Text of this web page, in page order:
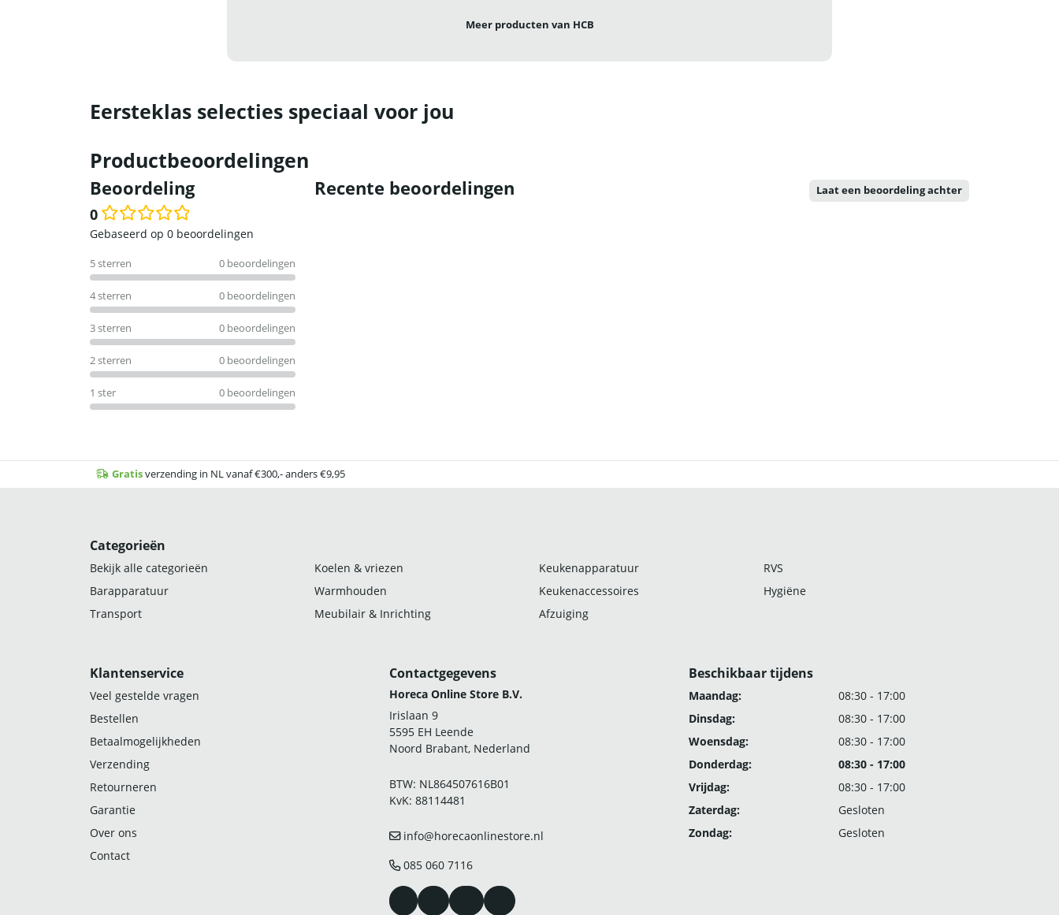
Meer producten van HCB
Eersteklas selecties speciaal voor jou
Productbeoordelingen
Beoordeling
0
Waardering
uit
5
Gebaseerd op 0 beoordelingen
5 sterren 0 beoordelingen
4 sterren 0 beoordelingen
3 sterren 0 beoordelingen
2 sterren 0 beoordelingen
1 ster 0 beoordelingen
Recente beoordelingen Laat een beoordeling achter
Gratisverzending in NL vanaf €300,- anders €9,95
Categorieën
Bekijk alle categorieën Koelen & vriezen Keukenapparatuur
RVS
Barapparatuur
Warmhouden Keukenaccessoires
Hygiëne
Transport
Meubilair & Inrichting Afzuiging
Klantenservice
Veel gestelde vragen
Bestellen
Betaalmogelijkheden
Verzending
Retourneren
Garantie
Over ons
Contact
Contactgegevens
Horeca Online Store B.V.
Irislaan 9
5595 EH Leende
Noord Brabant, Nederland
BTW: NL864507616B01
KvK: 88114481
info@horecaonlinestore.nl
085 060 7116
Beschikbaar tijdens
Maandag:
08:30 - 17:00
Dinsdag:
08:30 - 17:00
Woensdag:
08:30 - 17:00
Donderdag:
08:30 - 17:00
Vrijdag:
08:30 - 17:00
Zaterdag:
Gesloten
Zondag:
Gesloten